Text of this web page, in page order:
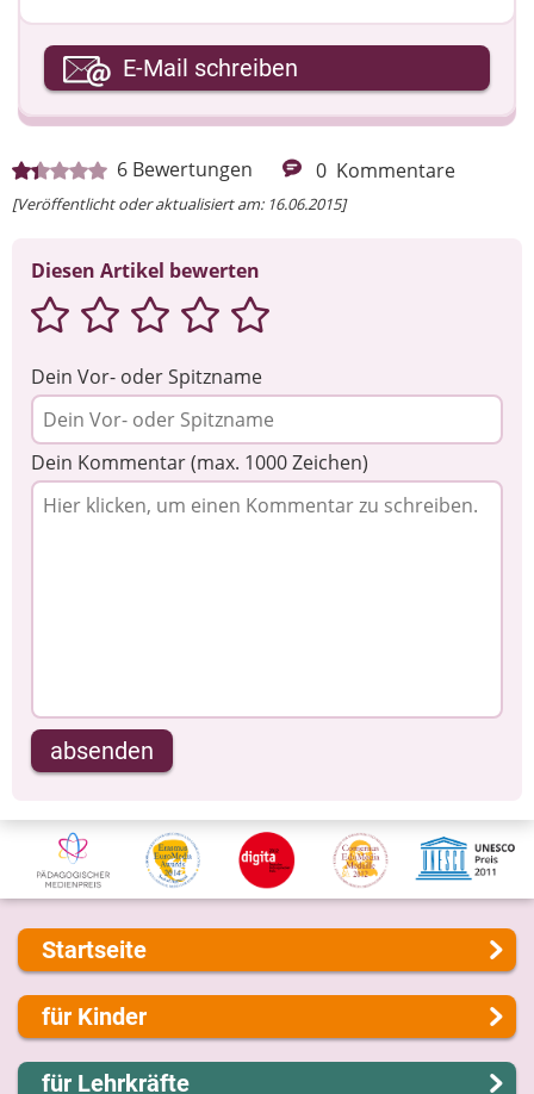
6 Bewertungen 0 Kommentare
[Veröffentlicht oder aktualisiert am: 16.06.2015]
Diesen Artikel bewerten
Dein Vor- oder Spitzname
Dein Kommentar (max. 1000 Zeichen)
absenden
Ihre E-Mail-Adresse
Ihre Nachricht
E-Mail schreiben
Startseite
Über uns
Presse
Kontakt
für Kinder
Lernen und Schule
für Lehrkräfte